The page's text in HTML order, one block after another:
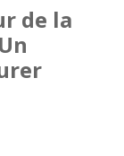
de la